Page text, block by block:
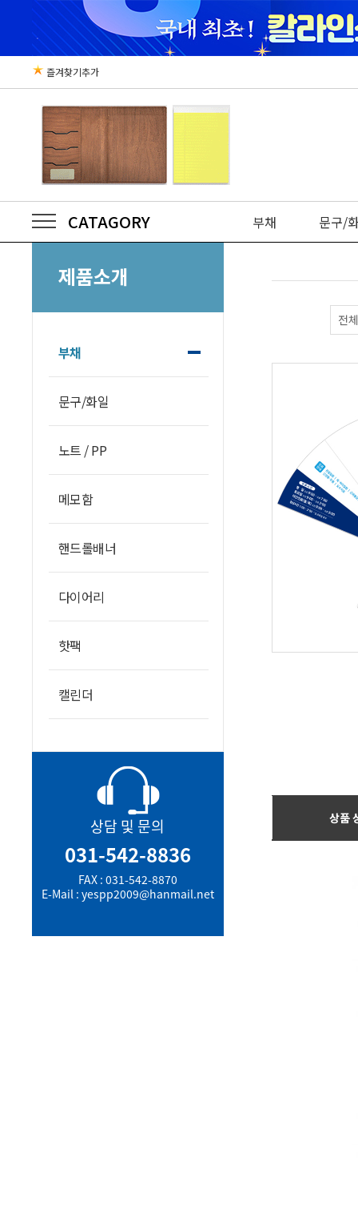
즐겨찾기추가
CATAGORY 부채 문구/
제품소개
부채
문구/화일
노트 / PP
메모함
핸드롤배너
다이어리
핫팩
캘린더
상담 및 문의
031-542-8836
FAX : 031-542-8870
E-Mail : yespp2009@hanmail.net
전
상품